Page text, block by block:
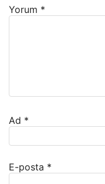
Yorum *
Ad *
E-posta *